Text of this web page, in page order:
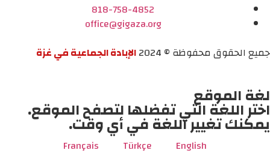
818-758-4852
office@gigaza.org
جميع الحقوق محفوظة © 2024
الإبادة الجماعية في غزة
لغة الموقع
اختر اللغة التي تفضلها لتصفح الموقع.
يمكنك تغيير اللغة في أي وقت.
English
Türkçe
Français